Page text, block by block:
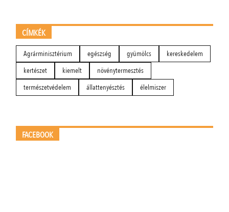
CÍMKÉK
Agrárminisztérium egészség gyümölcs
kereskedelem
kertészet
kiemelt
növénytermesztés
természetvédelem
állattenyésztés élelmiszer
FACEBOOK